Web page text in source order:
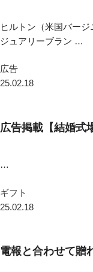
ヒルトン（米国バー
ジュアリーブラン …
広告
25.02.18
広告掲載【結婚式
…
ギフト
25.02.18
電報と合わせて贈